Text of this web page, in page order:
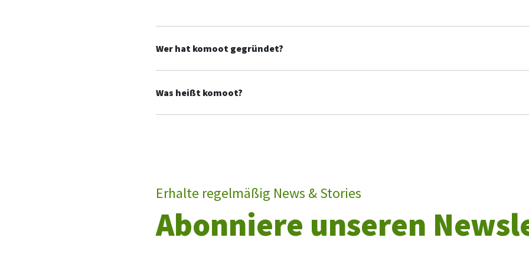
Wer hat komoot gegründet?
Was heißt komoot?
Erhalte regelmäßig News & Stories
Abonniere unseren